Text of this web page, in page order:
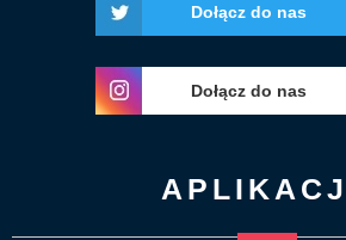
Dołącz do nas
Dołącz do nas